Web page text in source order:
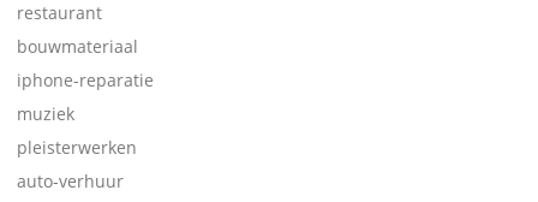
restaurant
bouwmateriaal
iphone-reparatie
muziek
pleisterwerken
auto-verhuur